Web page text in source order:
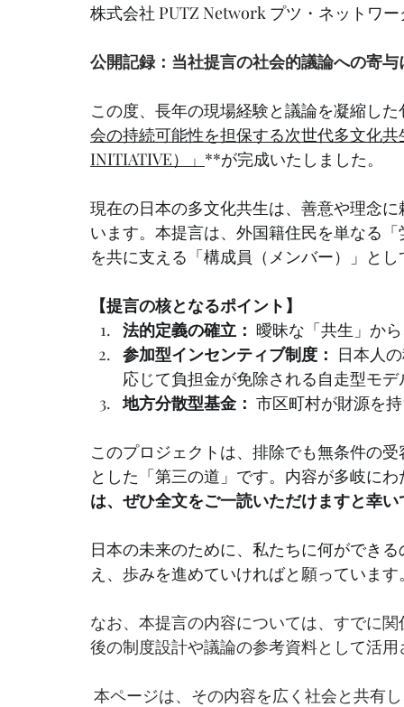
株式会社 PUTZ Network プツ・ネットワ
公開記録：当社提言の社会的議論への寄与
この度、長年の現場経験と議論を凝縮し
会の持続可能性を担保する次世代多文化
INITIATIVE）」 **が完成いたしました。
現在の日本の多文化共生は、善意や理念
います。本提言は、外国籍住民を単なる
を共に支える「構成員（メンバー）」と
【提言の核となるポイント】
法的定義の確立： 曖昧な「共生」か
参加型インセンティブ制度： 日本人
応じて負担金が免除される自走型モデ
地方分散型基金： 市区町村が財源を
このプロジェクトは、排除でも無条件の
とした「第三の道」です。内容が多岐に
は、ぜひ全文をご一読いただけますと幸い
日本の未来のために、私たちに何ができ
え、歩みを進めていければと願っています
なお、本提言の内容については、すでに
後の制度設計や議論の参考資料として活